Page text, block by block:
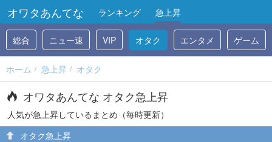
オワタあんてな ランキング 急上昇
総合 ニュー速 VIP オタク エンタメ ゲーム
ホーム 急上昇 オタク
オワタあんてな オタク急上昇
人気が急上昇しているまとめ（毎時更新）
オタク急上昇